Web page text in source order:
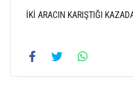
İKİ ARACIN KARIŞTIĞI